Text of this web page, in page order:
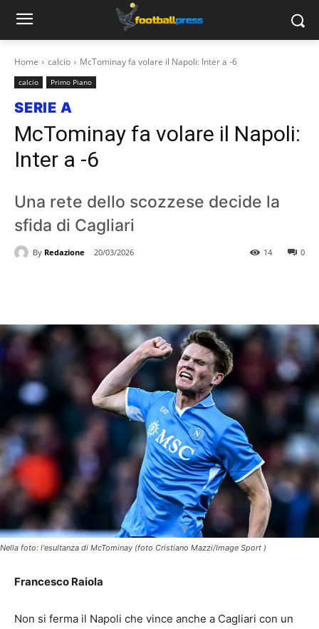
Home calcio McTominay fa volare il Napoli: Inter a -6
calcio Primo Piano
SERIE A
McTominay fa volare il Napoli:
Inter a -6
Una rete dello scozzese decide la
sfida di Cagliari
By Redazione 20/03/2026 0
14
Nella foto: l'esultanza di McTominay (foto Cristiano Mazzi/Image Sport )
Francesco Raiola
Non si ferma il Napoli che vince anche a Cagliari con un